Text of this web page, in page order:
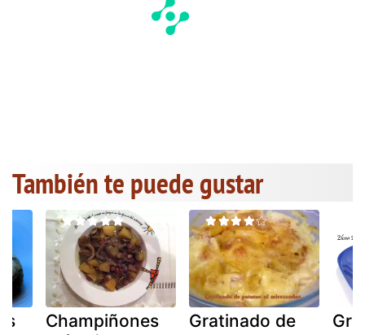
También te puede gustar
Champiñones
Gratinado de